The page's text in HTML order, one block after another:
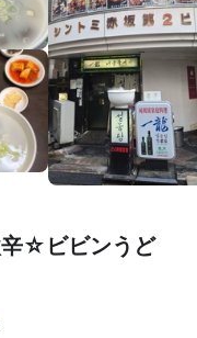
辛☆ビビンうど